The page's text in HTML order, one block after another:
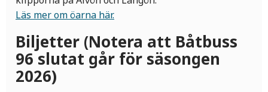
Läs mer om öarna här.
Biljetter (Notera att Båtbuss
96 slutat går för säsongen
2026)